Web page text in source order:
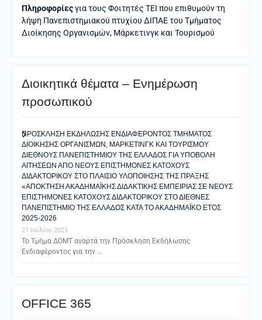
Πληροφορίεςγια τους Φοιτητές ΤΕΙ που επιθυμούν τη
λήψη Πανεπιστημιακού πτυχίου ΔΙΠΑΕ του Τμήματος
Διοίκησης Οργανισμών, Μάρκετινγκ και Τουρισμού
Διοικητικά θέματα – Ενημέρωση
προσωπικού
ΠΡΟΣΚΛΗΣΗ ΕΚΔΗΛΩΣΗΣ ΕΝΔΙΑΦΕΡΟΝΤΟΣ ΤΜΗΜΑΤΟΣ
ΔΙΟΙΚΗΣΗΣ ΟΡΓΑΝΙΣΜΩΝ, ΜΑΡΚΕΤΙΝΓΚ ΚΑΙ ΤΟΥΡΙΣΜΟΥ
ΔΙΕΘΝΟΥΣ ΠΑΝΕΠΙΣΤΗΜΙΟΥ ΤΗΣ ΕΛΛΑΔΟΣ ΓΙΑ ΥΠΟΒΟΛΗ
ΑΙΤΗΣΕΩΝ ΑΠΟ ΝΕΟΥΣ ΕΠΙΣΤΗΜΟΝΕΣ ΚΑΤΟΧΟΥΣ
ΔΙΔΑΚΤΟΡΙΚΟΥ ΣΤΟ ΠΛΑΙΣΙΟ ΥΛΟΠΟΙΗΣΗΣ ΤΗΣ ΠΡΑΞΗΣ
«ΑΠΟΚΤΗΣΗ ΑΚΑΔΗΜΑΪΚΗΣ ΔΙΔΑΚΤΙΚΗΣ ΕΜΠΕΙΡΙΑΣ ΣΕ ΝΕΟΥΣ
ΕΠΙΣΤΗΜΟΝΕΣ ΚΑΤΟΧΟΥΣ ΔΙΔΑΚΤΟΡΙΚΟΥ ΣΤΟ ΔΙΕΘΝΕΣ
ΠΑΝΕΠΙΣΤΗΜΙΟ ΤΗΣ ΕΛΛΑΔΟΣ ΚΑΤΑ ΤΟ ΑΚΑΔΗΜΑΪΚΟ ΕΤΟΣ
2025-2026
21 Ιουλίου 2025
Το Τμήμα ΔΟΜΤ αναρτά την Πρόσκληση Εκδήλωσης
Ενδιαφέροντος για την …
ΟFFICE 365